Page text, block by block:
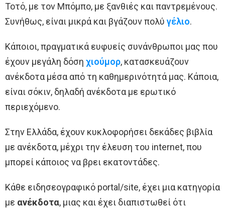
Τοτό, με τον Μπόμπο, με ξανθιές και παντρεμένους.
Συνήθως, είναι μικρά και βγάζουν πολύ γέλιο.
Κάποιοι, πραγματικά ευφυείς συνάνθρωποι μας που
έχουν μεγάλη δόση χιούμορ, κατασκευάζουν
ανέκδοτα μέσα από τη καθημερινότητά μας. Κάποια,
είναι σόκιν, δηλαδή ανέκδοτα με ερωτικό
περιεχόμενο.
Στην Ελλάδα, έχουν κυκλοφορήσει δεκάδες βιβλία
με ανέκδοτα, μέχρι την έλευση του internet, που
μπορεί κάποιος να βρει εκατοντάδες.
Κάθε ειδησεογραφικό portal/site, έχει μια κατηγορία
με ανέκδοτα, μιας και έχει διαπιστωθεί ότι